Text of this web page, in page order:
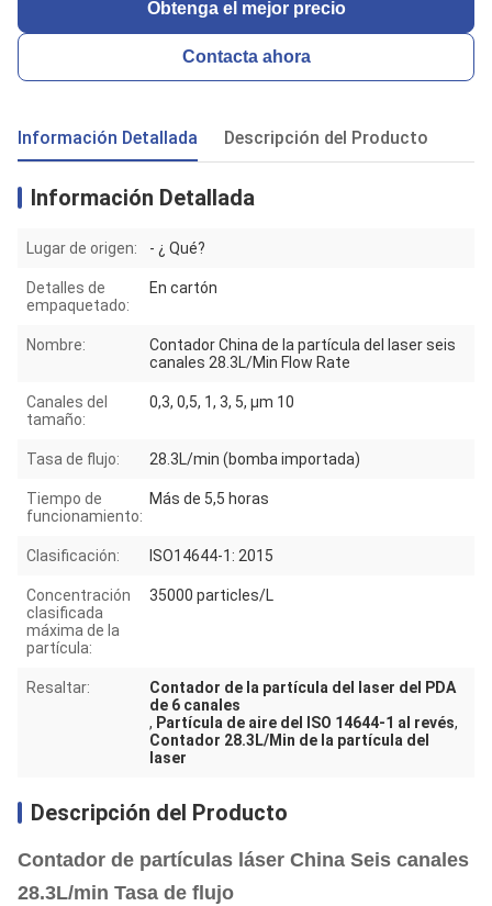
Obtenga el mejor precio
Contacta ahora
Información Detallada Descripción del Producto
Información Detallada
Lugar de origen: - ¿ Qué?
Detalles de
empaquetado:
En cartón
Nombre:
Contador China de la partícula del laser seis
canales 28.3L/Min Flow Rate
Canales del
tamaño:
0,3, 0,5, 1, 3, 5, μm 10
Tasa de flujo: 28.3L/min (bomba importada)
Tiempo de
funcionamiento:
Más de 5,5 horas
Clasificación: ISO14644-1: 2015
Concentración
clasificada
máxima de la
partícula:
35000 particles/L
Resaltar:
Contador de la partícula del laser del PDA
de 6 canales
, Partícula de aire del ISO 14644-1 al revés,
Contador 28.3L/Min de la partícula del
laser
Descripción del Producto
Contador de partículas láser China Seis canales
28.3L/min Tasa de flujo